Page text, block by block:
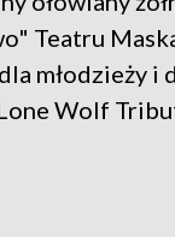
Teatru
młodzieży i
Wolf